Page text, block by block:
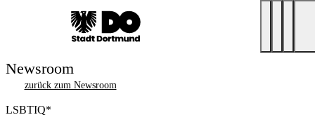
Newsroom
zurück zum Newsroom
LSBTIQ*